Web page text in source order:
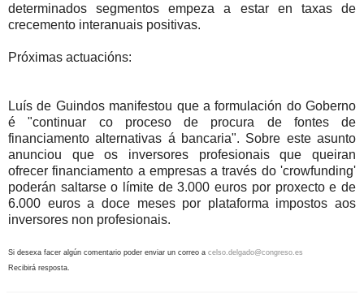
determinados segmentos empeza a estar en taxas de
crecemento interanuais positivas.
Próximas actuacións:
Luís de Guindos manifestou que a formulación do Goberno
é "continuar co proceso de procura de fontes de
financiamento alternativas á bancaria". Sobre este asunto
anunciou que os inversores profesionais que queiran
ofrecer financiamento a empresas a través do 'crowfunding'
poderán saltarse o límite de 3.000 euros por proxecto e de
6.000 euros a doce meses por plataforma impostos aos
inversores non profesionais.
Si desexa facer algún comentario poder enviar un correo a celso.delgado@congreso.es
Recibirá resposta.